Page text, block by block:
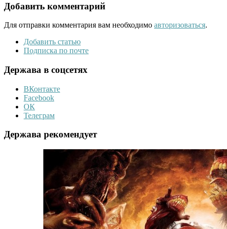
Добавить комментарий
Для отправки комментария вам необходимо авторизоваться.
Добавить статью
Подписка по почте
Держава в соцсетях
ВКонтакте
Facebook
ОК
Телеграм
Держава рекомендует